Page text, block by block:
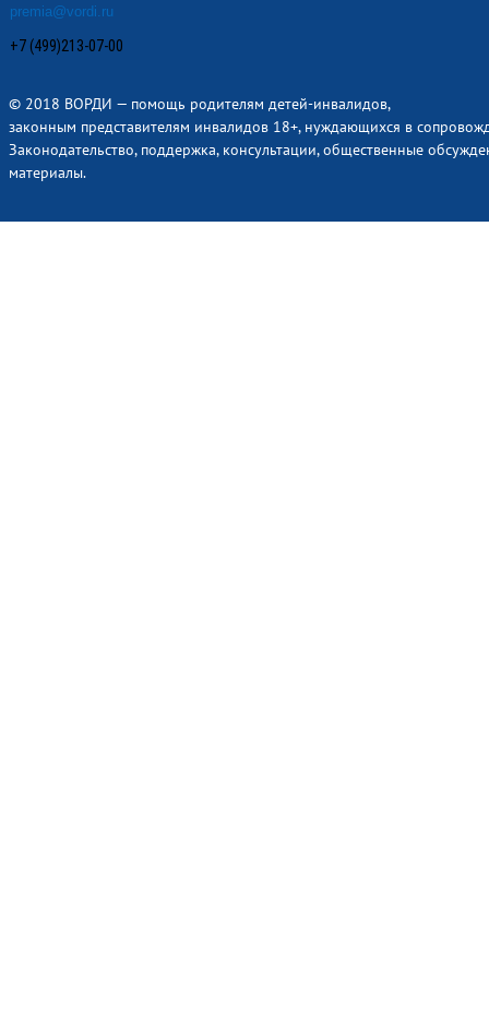
premia@vordi.ru
+7 (499)213-07-00
© 2018 ВОРДИ — помощь родителям детей-инвалидов,
законным представителям инвалидов 18+, нуждающихся в
Законодательство, поддержка, консультации, общественные
материалы.